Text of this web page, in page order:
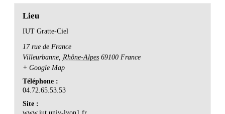
Lieu
IUT Gratte-Ciel
17 rue de France
Villeurbanne, Rhône-Alpes 69100 France
+ Google Map
Téléphone :
04.72.65.53.53
Site :